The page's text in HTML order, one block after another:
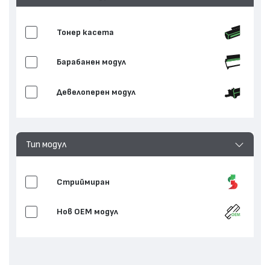
Тонер касета
Барабанен модул
Девелоперен модул
Тип модул
Стриймиран
Нов ОЕМ модул